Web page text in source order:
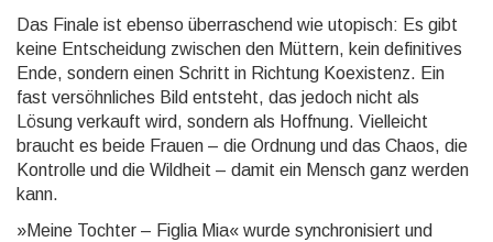
Das Finale ist ebenso überraschend wie utopisch: Es gibt
keine Ent­schei­dung zwischen den Müttern, kein defini­tives
Ende, sondern einen Schritt in Richtung Ko­exis­tenz. Ein
fast versöhn­liches Bild entsteht, das jedoch nicht als
Lösung verkauft wird, sondern als Hoffnung. Viel­leicht
braucht es beide Frauen – die Ordnung und das Chaos, die
Kontrolle und die Wild­heit – damit ein Mensch ganz werden
kann.
»Meine Tochter – Figlia Mia« wurde synchronisiert und